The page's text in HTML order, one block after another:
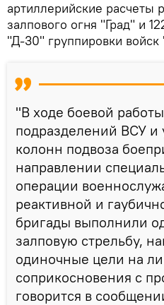
артиллерийские расчеты
залпового огня "Град" и
"Д-30" группировки
"В ходе боевой
подразделений ВСУ
колонн подвоза
направлении
операции
реактивной и
бригады выполнили
залповую стрельбу,
одиночные цели на
соприкосновения с
говорится в